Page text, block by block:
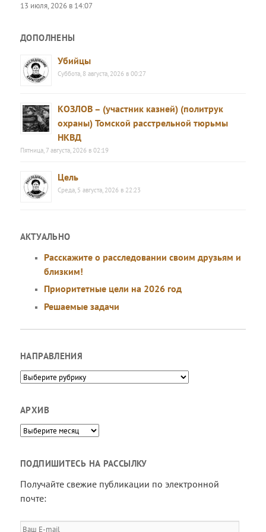
13 июля, 2026 в 14:07
ДОПОЛНЕНЫ
Убийцы
Суббота, 8 августа, 2026 в 00:27
КОЗЛОВ – (участник казней) (политрук
охраны) Томской расстрельной тюрьмы
НКВД
Пятница, 7 августа, 2026 в 02:19
Цель
Среда, 5 августа, 2026 в 22:23
АКТУАЛЬНО
Расскажите о расследовании своим друзьям и
близким!
Приоритетные цели на 2026 год
Решаемые задачи
НАПРАВЛЕНИЯ
Направления
АРХИВ
Архив
ПОДПИШИТЕСЬ НА РАССЫЛКУ
Получайте свежие публикации по электронной
почте:
Ваш